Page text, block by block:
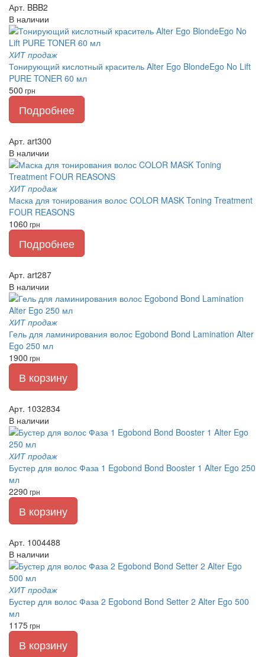
Арт. BBB2
В наличии
ХИТ продаж
Тонирующий кислотный краситель Alter Ego BlondeEgo No Lift
PURE TONER 60 мл
500 грн
Подробнее
Арт. art300
В наличии
ХИТ продаж
Маска для тонирования волос COLOR MASK Toning Treatment
FOUR REASONS
1060 грн
Подробнее
Арт. art287
В наличии
ХИТ продаж
Гель для ламинирования волос Egobond Bond Lamination Alter
Ego 250 мл
1900 грн
В корзину
Арт. 1032834
В наличии
ХИТ продаж
Бустер для волос Фаза 1 Egobond Bond Booster 1 Alter Ego 250
мл
2290 грн
В корзину
Арт. 1004488
В наличии
ХИТ продаж
Бустер для волос Фаза 2 Egobond Bond Setter 2 Alter Ego 500
мл
1175грн
В корзину